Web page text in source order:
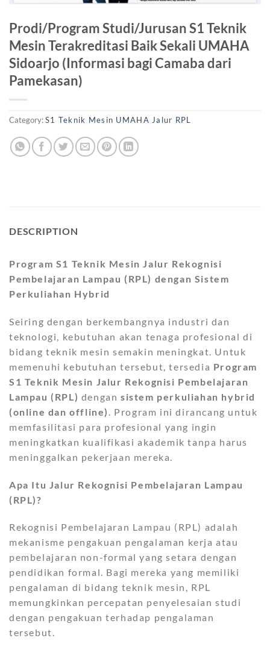
Prodi/Program Studi/Jurusan S1 Teknik
Mesin Terakreditasi Baik Sekali UMAHA
Sidoarjo (Informasi bagi Camaba dari
Pamekasan)
Category:S1 Teknik Mesin UMAHA Jalur RPL
DESCRIPTION
Program S1 Teknik Mesin Jalur Rekognisi
Pembelajaran Lampau (RPL) dengan Sistem
Perkuliahan Hybrid
Seiring dengan berkembangnya industri dan
teknologi, kebutuhan akan tenaga profesional di
bidang teknik mesin semakin meningkat. Untuk
memenuhi kebutuhan tersebut, tersedia Program
S1 Teknik Mesin Jalur Rekognisi Pembelajaran
Lampau (RPL) dengansistem perkuliahan hybrid
(online dan offline) . Program ini dirancang untuk
memfasilitasi para profesional yang ingin
meningkatkan kualifikasi akademik tanpa harus
meninggalkan pekerjaan mereka.
Apa Itu Jalur Rekognisi Pembelajaran Lampau
(RPL)?
Rekognisi Pembelajaran Lampau (RPL) adalah
mekanisme pengakuan pengalaman kerja atau
pembelajaran non-formal yang setara dengan
pendidikan formal. Bagi mereka yang memiliki
pengalaman di bidang teknik mesin, RPL
memungkinkan percepatan penyelesaian studi
dengan pengakuan terhadap pengalaman
tersebut.